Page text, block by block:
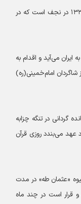
«عبدالمهدی حسن‌زاده» کاتب قرآن کریم متولد ۱۳۳۵ در نجف است که در
با خانواده به ایران می‌آید و اقدام به
امام‌خمینی(ره)
گردانی در تنگه چزابه
می‌بندد روزی قرآن
«عثمان طه» در مدت
قرار است در چند ماه